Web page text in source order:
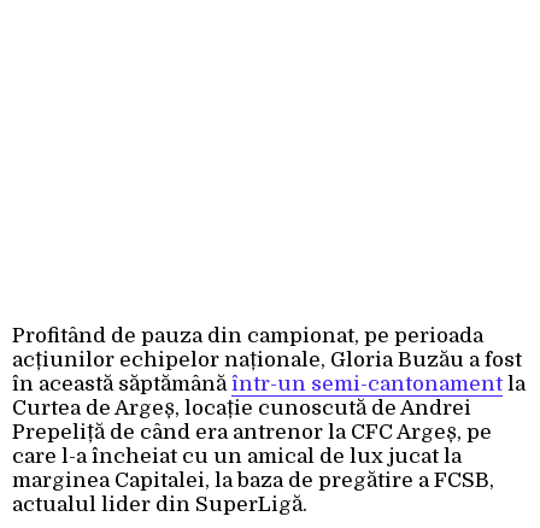
Profitând de pauza din campionat, pe perioada
acțiunilor echipelor naționale, Gloria Buzău a fost
în această săptămânăîntr-un semi-cantonament la
Curtea de Argeș, locație cunoscută de Andrei
Prepeliță de când era antrenor la CFC Argeș, pe
care l-a încheiat cu un amical de lux jucat la
marginea Capitalei, la baza de pregătire a FCSB,
actualul lider din SuperLigă.